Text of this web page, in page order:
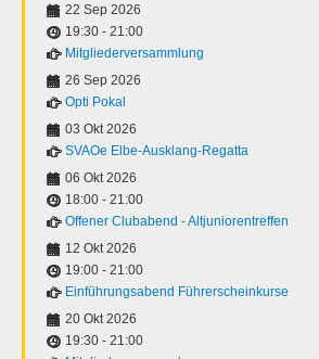
22 Sep 2026
19:30 - 21:00
Mitgliederversammlung
26 Sep 2026
Opti Pokal
03 Okt 2026
SVAOe Elbe-Ausklang-Regatta
06 Okt 2026
18:00 - 21:00
Offener Clubabend - Altjuniorentreffen
12 Okt 2026
19:00 - 21:00
Einführungsabend Führerscheinkurse
20 Okt 2026
19:30 - 21:00